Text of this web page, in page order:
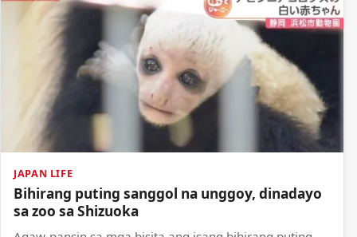
JAPAN LIFE
Bihirang puting sanggol na unggoy, dinadayo
sa zoo sa Shizuoka